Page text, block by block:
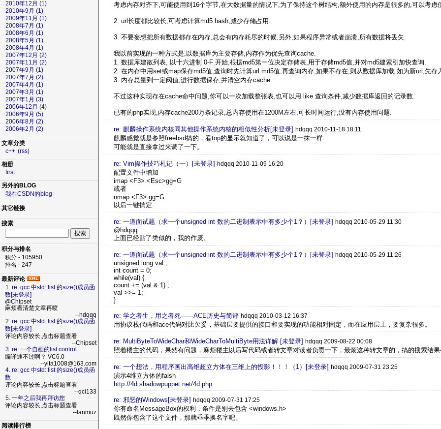
2010年12月 (1)
2010年9月 (1)
2009年11月 (1)
2008年7月 (1)
2008年6月 (1)
2008年5月 (1)
2008年4月 (1)
2007年12月 (2)
2007年11月 (2)
2007年9月 (1)
2007年7月 (2)
2007年4月 (1)
2007年3月 (1)
2007年1月 (3)
2006年12月 (4)
2006年9月 (5)
2006年8月 (2)
2006年2月 (2)
文章分类
c++ (rss)
相册
first
另外的BLOG
我在CSDN的blog
其它链接
搜索
积分与排名
积分 - 105950
排名 - 247
最新评论
1. re: gcc 中std::list 的size()成员函
数[未登录]
@Chipset
麻烦看清楚文章再喷
--hdqqq
2. re: gcc 中std::list 的size()成员函
数[未登录]
评论内容较长,点击标题查看
--Chipset
3. re: 一个自画的list control
编译通不过啊？ VC6.0
--yita1008@163.com
4. re: gcc 中std::list 的size()成员函
数
评论内容较长,点击标题查看
--qci133
5. 一年之后我再拜访您
评论内容较长,点击标题查看
--lanmuz
阅读排行榜
考虑内存对齐下,可能使用到16个字节,在大数据量的情况下,为了保持这个树结构,额外使用的内存是很多的,可以考虑
2. url长度都比较长,可考虑计算md5 hash,减少存储占用.
3. 不要妄想把所有数据都存在内存,总会有内存耗尽的时候,另外,如果程序异常或者崩溃,所有数据将丢失.
我以前实现的一种方式是,以数据库为主要存储,内存作为优先查询cache.
1. 数据库建散列表, 以十六进制 0-F 开始,根据md5第一位决定存储表,用于存储md5值,并对md5建索引加快查询.
2. 在内存中用set或map保存md5值,查询时先计算url md5值,再查询内存,如果不存在,则从数据库加载.如为新url,先存
3. 内存总量到一定阀值,进行数据保存,并清空内存cache.
不过这种实现存在cache命中问题,你可以一次加载整张表,也可以用 like 查询条件,减少数据库返回的记录数.
已有的php实现,内存cache200万条记录,总内存使用在1200M左右,可长时间运行,没有内存使用问题.
re: 麒麟操作系统内核同其他操作系统内核的相似性分析[未登录] hdqqq 2010-11-18 18:11
麒麟感觉就是参照freebsd搞的，看top的显示就知道了，可以说是一抹一样.
可能就是直接拿过来调了一下。
re: Vim操作技巧札记（一）[未登录] hdqqq 2010-11-09 16:20
配置文件中增加
imap <F3> <Esc>gg=G
或者
nmap <F3> gg=G
以后一键搞定.
re: 一道面试题（求一个unsigned int 数的二进制表示中有多少个1？）[未登录] hdqqq 2010-05-29 11:30
@hdqqq
上面已经贴了类似的，我的作废。
re: 一道面试题（求一个unsigned int 数的二进制表示中有多少个1？）[未登录] hdqqq 2010-05-29 11:26
unsigned long val ;
int count = 0;
while(val) {
count += (val & 1) ;
val >>= 1;
}
re: 学之者生，用之者死——ACE历史与简评 hdqqq 2010-03-12 16:37
用协议栈代码和ace代码对比欠妥，基础层要提供的接口和要实现的功能相对固定，而在应用层上，要复杂很多。
re: MultiByteToWideChar和WideCharToMultiByte用法详解 [未登录] hdqqq 2009-08-22 00:08
照着楼主的代码，果然有问题，麻烦楼主以后写代码或者转文章对读者负责一下，最烦这种转文章的，搞的搜索结果
re: 一个想法，用程序画出高维超立方体在三维上的投影！！！（1）[未登录] hdqqq 2009-07-31 23:25
演示4维立方体的falsh
http://4d.shadowpuppet.net/4d.php
re: 邪恶的Windows[未登录] hdqqq 2009-07-31 17:25
你有命名MessageBox的权利，条件是别去包含 <windows.h>
既然你包含了这个文件，那就乖乖换名字吧。